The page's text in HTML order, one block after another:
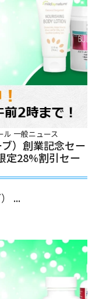
ル 一般ニュース
）創業記念セー
定28%割引セー
...